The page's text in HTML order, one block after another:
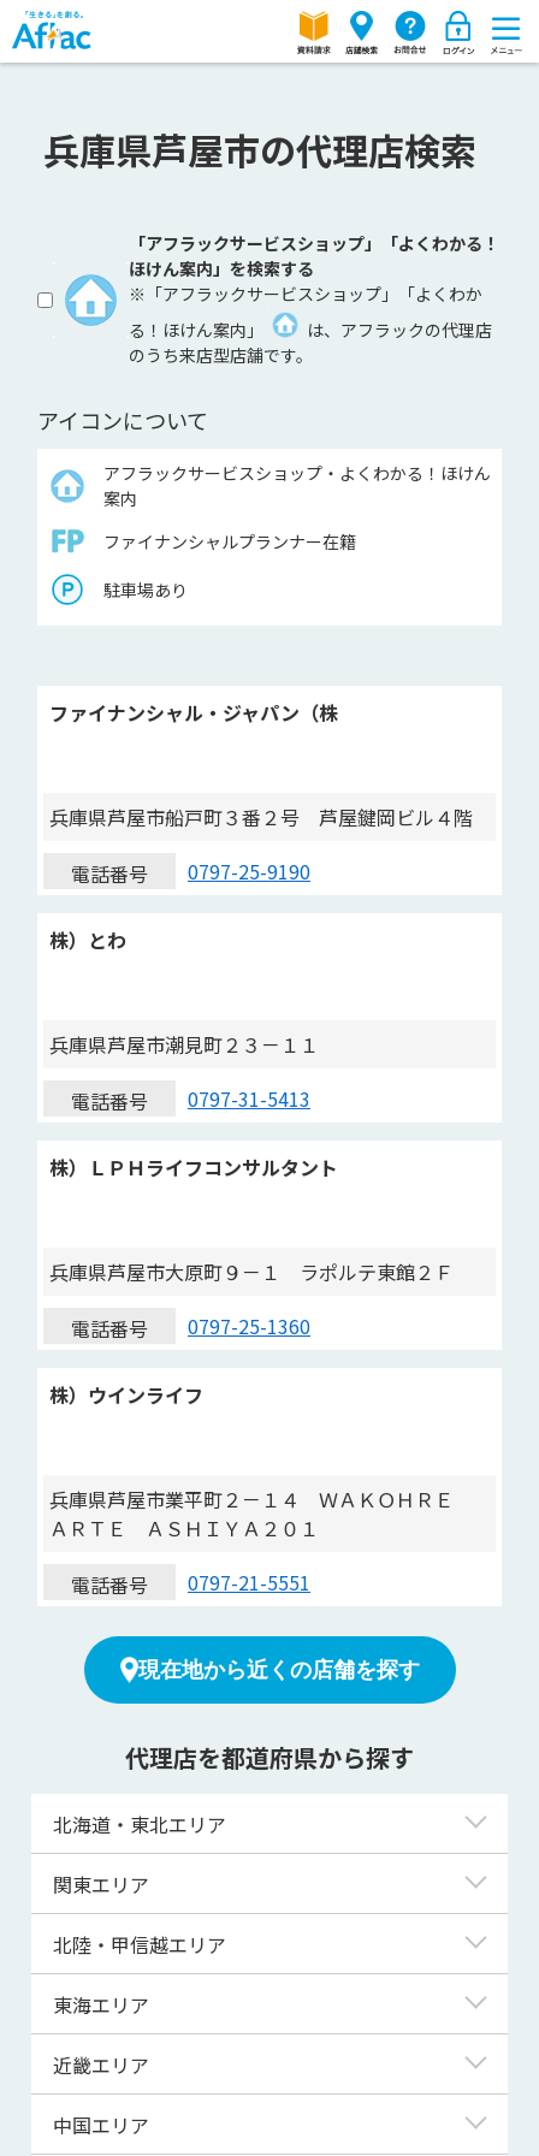
兵庫県芦屋市の代理店検索
「アフラックサービスショップ」「よくわかる！
ほけん案内」を検索する
※「アフラックサービスショップ」「よくわか
る！ほけん案内」
は、アフラックの代理店
のうち来店型店舗です。
アイコンについて
アフラックサービスショップ・よくわかる！ほけん
案内
ファイナンシャルプランナー在籍
駐車場あり
ファイナンシャル・ジャパン（株
兵庫県芦屋市船戸町３番２号 芦屋鍵岡ビル４階
電話番号
0797-25-9190
株）とわ
兵庫県芦屋市潮見町２３－１１
電話番号
0797-31-5413
株）ＬＰＨライフコンサルタント
兵庫県芦屋市大原町９－１ ラポルテ東館２Ｆ
電話番号
0797-25-1360
株）ウインライフ
兵庫県芦屋市業平町２－１４ ＷＡＫＯＨＲＥ
ＡＲＴＥ ＡＳＨＩＹＡ２０１
電話番号
0797-21-5551
現在地から近くの店舗を探す
代理店を都道府県から探す
北海道・東北エリア
北海道
青森県
宮城県
秋田県
関東エリア
東京都
神奈川県
埼玉県
千葉県
北陸・甲信越エリア
新潟県
富山県
東海エリア
岐阜県
静岡県
近畿エリア
滋賀県
中国エリア